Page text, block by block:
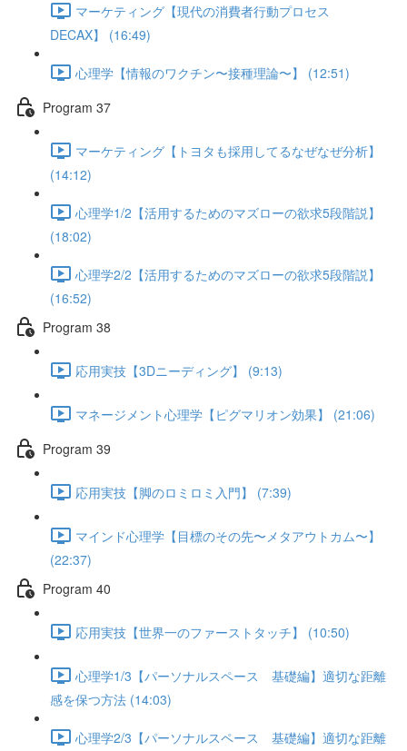
マーケティング【現代の消費者行動プロセス
DECAX】 (16:49)
心理学【情報のワクチン〜接種理論〜】 (12:51)
Program 37
マーケティング【トヨタも採用してるなぜなぜ分析】
(14:12)
心理学1/2【活用するためのマズローの欲求5段階説】
(18:02)
心理学2/2【活用するためのマズローの欲求5段階説】
(16:52)
Program 38
応用実技【3Dニーディング】 (9:13)
マネージメント心理学【ピグマリオン効果】 (21:06)
Program 39
応用実技【脚のロミロミ入門】 (7:39)
マインド心理学【目標のその先〜メタアウトカム〜】
(22:37)
Program 40
応用実技【世界一のファーストタッチ】 (10:50)
心理学1/3【パーソナルスペース 基礎編】適切な距離
感を保つ方法 (14:03)
心理学2/3【パーソナルスペース 基礎編】適切な距離